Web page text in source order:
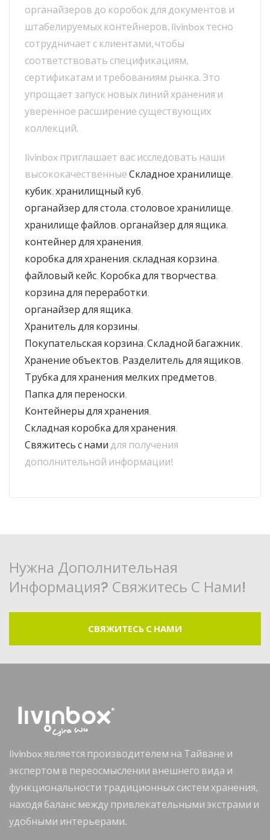
органайзеров до коробок для документов и
штабелируемых контейнеров, livinbox тесно
сотрудничает с клиентами, чтобы
соответствовать спецификациям,
сертификатам и требованиям рынка. Это
упрощает запуск новых линий хранения и
уверенное расширение существующих
коллекций.
livinbox приглашает вас исследовать наши
высококачественные Складное хранилище,
кубик,хранилищный куб,
органайзер для стола,столовое хранилище,
хранилище файлов,органайзер для ящика,
контейнер для хранения,
коробка для хранения,складная корзина,
файловый кейс, Коробка для творчества,
корзина для переработки,
органайзер для ящика,
Хранитель для корзины,
Покупательская корзина,Складной багажник,
Хранение объектов, Разделитель для ящиков,
Трубка для хранения мелких предметов,
Папка для переноски,
Контейнеры для хранения,
Складная коробка для хранения.
Свяжитесь с нами для получения
дополнительной информации!
Нужна Дополнительная
Информация? Свяжитесь С Нами!
СВЯЖИТЕСЬ С НАМИ
livinbox является производителем на Тайване и
экспертом в переосмыслении внешнего вида и
функциональности традиционных систем хранения,
находя баланс между привлекательными экстрами и
удобными интерьерами.